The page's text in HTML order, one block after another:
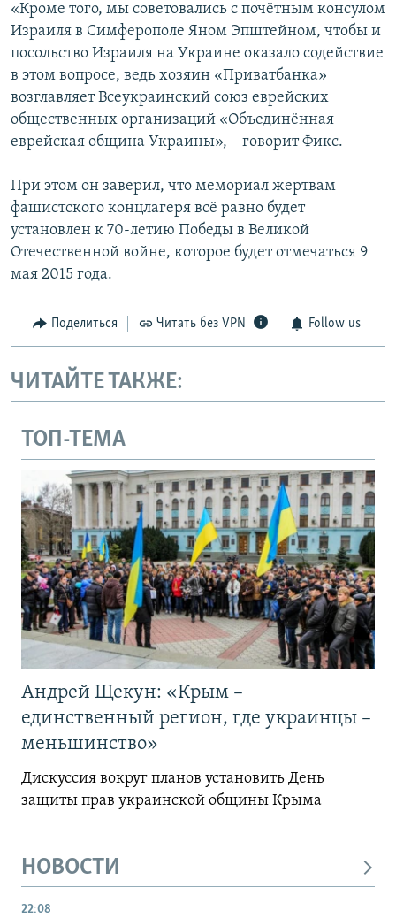
«Кроме того, мы советовались с почётным консулом
Израиля в Симферополе Яном Эпштейном, чтобы и
посольство Израиля на Украине оказало содействие
в этом вопросе, ведь хозяин «Приватбанка»
возглавляет Всеукраинский союз еврейских
общественных организаций «Объединённая
еврейская община Украины», – говорит Фикс.
При этом он заверил, что мемориал жертвам
фашистского концлагеря всё равно будет
установлен к 70-летию Победы в Великой
Отечественной войне, которое будет отмечаться 9
мая 2015 года.
Поделиться Читать без VPN Follow us
ЧИТАЙТЕ ТАКЖЕ:
ТОП-ТЕМА
Андрей Щекун: «Крым –
единственный регион, где украинцы –
меньшинство»
Дискуссия вокруг планов установить День
защиты прав украинской общины Крыма
НОВОСТИ
22:08